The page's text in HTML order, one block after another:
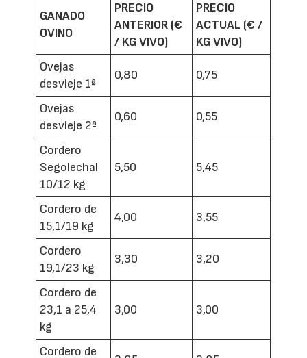
GANADO
OVINO
PRECIO
ANTERIOR (€
/ KG VIVO)
PRECIO
ACTUAL (€ /
KG VIVO)
Ovejas
desvieje 1ª
0,80 0,75
Ovejas
desvieje 2ª
0,60 0,55
Cordero
Segolechal
10/12 kg
5,50 5,45
Cordero de
15,1/19 kg
4,00 3,55
Cordero
19,1/23 kg
3,30 3,20
Cordero de
23,1 a 25,4
kg
3,00 3,00
Cordero de